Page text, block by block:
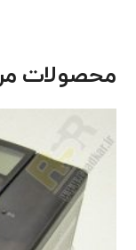
محصولات